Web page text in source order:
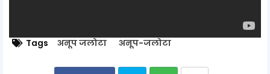
Tags अनूप जलोटा अनूप-जलोटा